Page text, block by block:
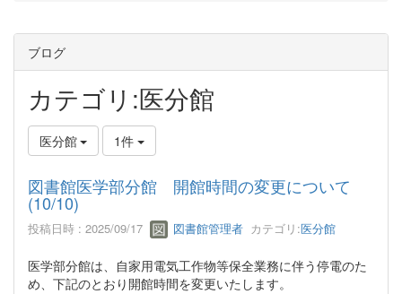
ブログ
カテゴリ:医分館
医分館 1件
図書館医学部分館 開館時間の変更について
(10/10)
投稿日時 : 2025/09/17 図書館管理者 カテゴリ:医分館
医学部分館は、自家用電気工作物等保全業務に伴う停電のた
め、下記のとおり開館時間を変更いたします。